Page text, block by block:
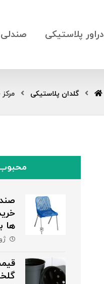
دراور پلاستیکی
گلدان پلاستیکی
ها